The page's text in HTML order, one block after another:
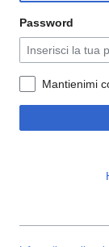
Password
Mantienimi